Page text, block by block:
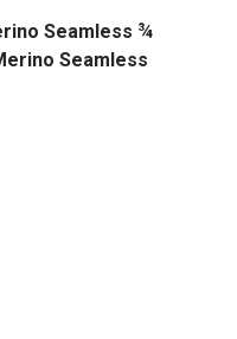
Seamless ¾
Seamless